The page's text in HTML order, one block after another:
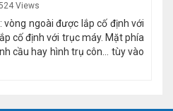
Views
ngoài được lắp cố định với
cố định với trục máy. Mặt phía
cầu hay hình trụ côn… tùy vào